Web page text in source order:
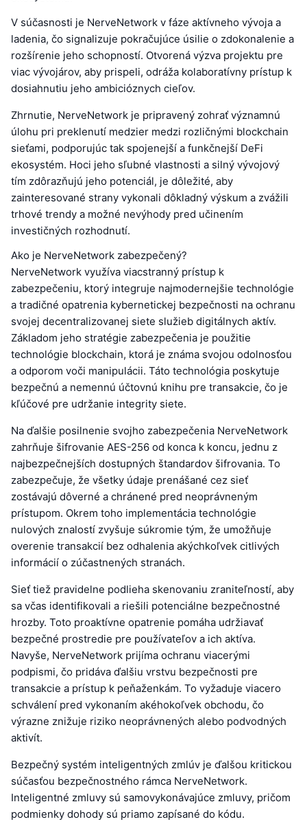
V súčasnosti je NerveNetwork v fáze aktívneho vývoja a
ladenia, čo signalizuje pokračujúce úsilie o zdokonalenie a
rozšírenie jeho schopností. Otvorená výzva projektu pre
viac vývojárov, aby prispeli, odráža kolaboratívny prístup k
dosiahnutiu jeho ambicióznych cieľov.
Zhrnutie, NerveNetwork je pripravený zohrať významnú
úlohu pri preklenutí medzier medzi rozličnými blockchain
sieťami, podporujúc tak spojenejší a funkčnejší DeFi
ekosystém. Hoci jeho sľubné vlastnosti a silný vývojový
tím zdôrazňujú jeho potenciál, je dôležité, aby
zainteresované strany vykonali dôkladný výskum a zvážili
trhové trendy a možné nevýhody pred učinením
investičných rozhodnutí.
Ako je NerveNetwork zabezpečený?
NerveNetwork využíva viacstranný prístup k
zabezpečeniu, ktorý integruje najmodernejšie technológie
a tradičné opatrenia kybernetickej bezpečnosti na ochranu
svojej decentralizovanej siete služieb digitálnych aktív.
Základom jeho stratégie zabezpečenia je použitie
technológie blockchain, ktorá je známa svojou odolnosťou
a odporom voči manipulácii. Táto technológia poskytuje
bezpečnú a nemennú účtovnú knihu pre transakcie, čo je
kľúčové pre udržanie integrity siete.
Na ďalšie posilnenie svojho zabezpečenia NerveNetwork
zahrňuje šifrovanie AES-256 od konca k koncu, jednu z
najbezpečnejších dostupných štandardov šifrovania. To
zabezpečuje, že všetky údaje prenášané cez sieť
zostávajú dôverné a chránené pred neoprávneným
prístupom. Okrem toho implementácia technológie
nulových znalostí zvyšuje súkromie tým, že umožňuje
overenie transakcií bez odhalenia akýchkoľvek citlivých
informácií o zúčastnených stranách.
Sieť tiež pravidelne podlieha skenovaniu zraniteľností, aby
sa včas identifikovali a riešili potenciálne bezpečnostné
hrozby. Toto proaktívne opatrenie pomáha udržiavať
bezpečné prostredie pre používateľov a ich aktíva.
Navyše, NerveNetwork prijíma ochranu viacerými
podpismi, čo pridáva ďalšiu vrstvu bezpečnosti pre
transakcie a prístup k peňaženkám. To vyžaduje viacero
schválení pred vykonaním akéhokoľvek obchodu, čo
výrazne znižuje riziko neoprávnených alebo podvodných
aktivít.
Bezpečný systém inteligentných zmlúv je ďalšou kritickou
súčasťou bezpečnostného rámca NerveNetwork.
Inteligentné zmluvy sú samovykonávajúce zmluvy, pričom
podmienky dohody sú priamo zapísané do kódu.